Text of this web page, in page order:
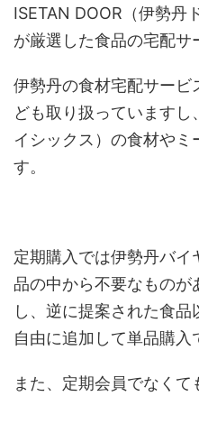
ISETAN DOOR（伊勢丹
が厳選した食品の宅配サ
伊勢丹の食材宅配サービ
ども取り扱っています
イシックス）の食材やミ
す。
定期購入では伊勢丹バ
品の中から不要なもの
し、逆に提案された食
自由に追加して単品購入
また、定期会員でなくて